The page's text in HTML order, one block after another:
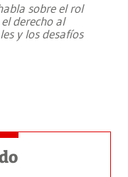
sobre el rol
derecho al
y los desafíos